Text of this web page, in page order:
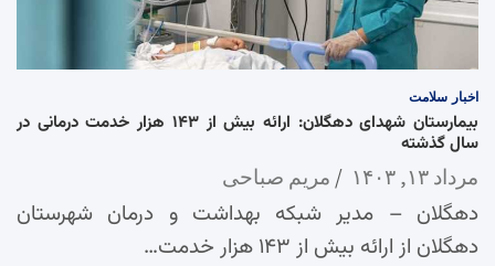
اخبار سلامت
بیمارستان شهدای دهگلان: ارائه بیش از ۱۴۳ هزار خدمت درمانی در
سال گذشته
مرداد ۱۳, ۱۴۰۳ مریم صباحی
دهگلان – مدیر شبکه بهداشت و درمان شهرستان
دهگلان از ارائه بیش از ۱۴۳ هزار خدمت…